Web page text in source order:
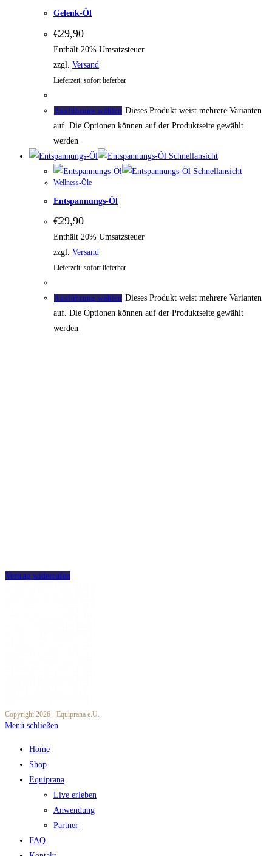
Gelenk-Öl
€29,90
Enthält 20% Umsatzsteuer
zzgl. Versand
Lieferzeit: sofort lieferbar
Ausführung wählen Dieses Produkt weist mehrere Varianten
auf. Die Optionen können auf der Produktseite gewählt
werden
Schnellansicht
Schnellansicht
Wellness-Öle
Entspannungs-Öl
€29,90
Enthält 20% Umsatzsteuer
zzgl. Versand
Lieferzeit: sofort lieferbar
Ausführung wählen Dieses Produkt weist mehrere Varianten
auf. Die Optionen können auf der Produktseite gewählt
werden
Vertrag widerrufen
Copyright 2026 - Equiprana e.U.
Menü schließen
Home
Shop
Equiprana
Live erleben
Anwendung
Partner
FAQ